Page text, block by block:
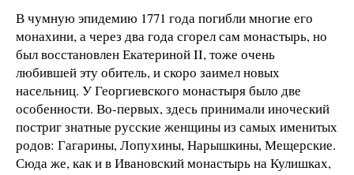
В чумную эпидемию 1771 года погибли многие его
монахини, а через два года сгорел сам монастырь, но
был восстановлен Екатериной II, тоже очень
любившей эту обитель, и скоро заимел новых
насельниц. У Георгиевского монастыря было две
особенности. Во-первых, здесь принимали иноческий
постриг знатные русские женщины из самых именитых
родов: Гагарины, Лопухины, Нарышкины, Мещерские.
Сюда же, как и в Ивановский монастырь на Кулишках,